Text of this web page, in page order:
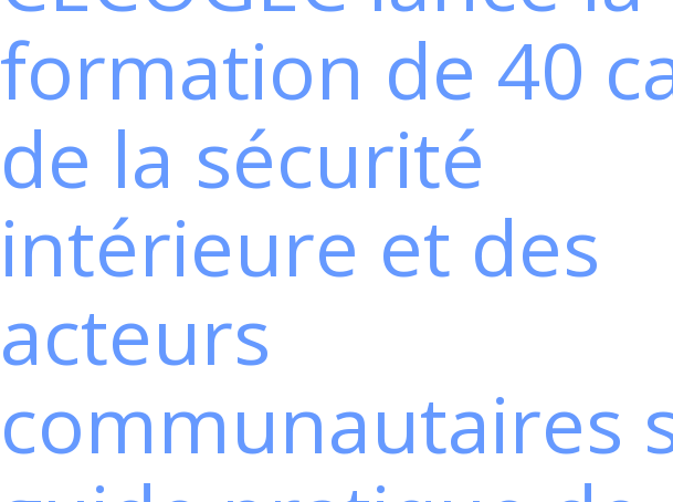
formation de 40
de la sécurité
intérieure et des
acteurs
communautaires